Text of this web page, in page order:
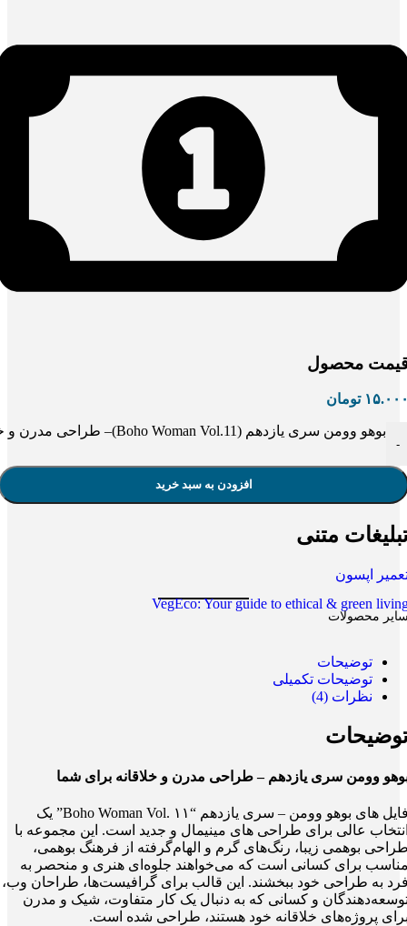
محصول
تومان
-
بوهو وومن سری یازدهم (Boho Woman Vol.11)– طراحی مدرن و خلاقانه عدد
افزودن به سبد خرید
متنی
اپسون
VegEco: Your guide to ethical & green
محصولات
توضیحات
توضیحات تکمیلی
نظرات (4)
وومن سری یازدهم – طراحی مدرن و خلاقانه برای شما
فایل های بوهو وومن – سری یازدهم “Boho Woman Vol. ۱۱” یک
عالی برای طراحی های مینیمال و جدید است. این مجموعه با
بوهمی زیبا، رنگ‌های گرم و الهام‌گرفته از فرهنگ بوهمی،
برای کسانی است که می‌خواهند جلوه‌ای هنری و منحصر به
به طراحی خود ببخشند. این قالب برای گرافیست‌ها، طراحان وب،
و کسانی که به دنبال یک کار متفاوت، شیک و مدرن
پروژه‌های خلاقانه خود هستند، طراحی شده است.